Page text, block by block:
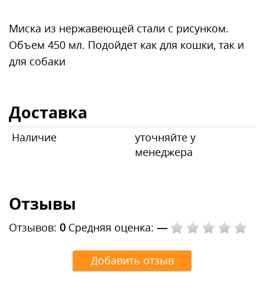
Миска из нержавеющей стали с рисунком.
Объем 450 мл. Подойдет как для кошки, так и
для собаки
Доставка
Наличие
уточняйте у
менеджера
Отзывы
Отзывов: 0 Средняя оценка: —
Добавить отзыв